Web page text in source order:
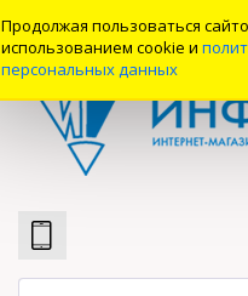
Продолжая пользоваться
использованием cookie и
персональных данных
Вход